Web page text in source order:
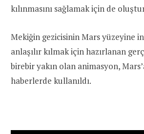
kılınmasını sağlamak için de
Mekiğin gezicisinin Mars yüzeyine
anlaşılır kılmak için hazırlanan
birebir yakın olan animasyon,
haberlerde kullanıldı.